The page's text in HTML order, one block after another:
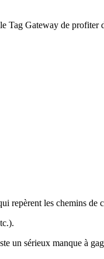
Tag Gateway de profiter
repèrent les chemins de
un sérieux manque à